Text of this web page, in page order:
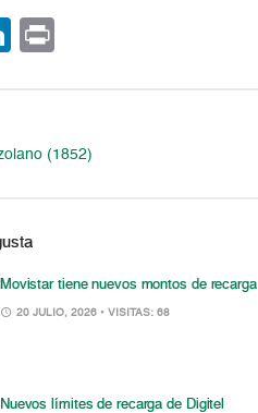
LinkedIn
(1852)
Movistar tiene nuevos montos de recarga
20 JULIO, 2026 • VISITAS: 68
Nuevos límites de recarga de Digitel